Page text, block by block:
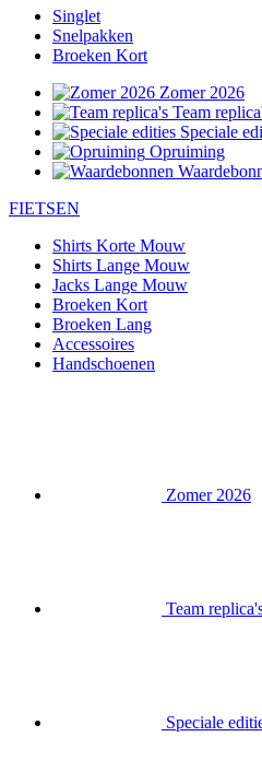
Singlet
Snelpakken
Broeken Kort
Zomer 2026
Team
Speciale
Opruiming
FIETSEN
Shirts Korte Mouw
Shirts Lange Mouw
Jacks Lange Mouw
Broeken Kort
Broeken Lang
Accessoires
Handschoenen